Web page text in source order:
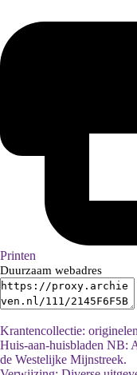
Printen
Duurzaam webadres
Krantencollectie:
Huis-aan-huisbladen NB:
de Westelijke Mijnstreek.